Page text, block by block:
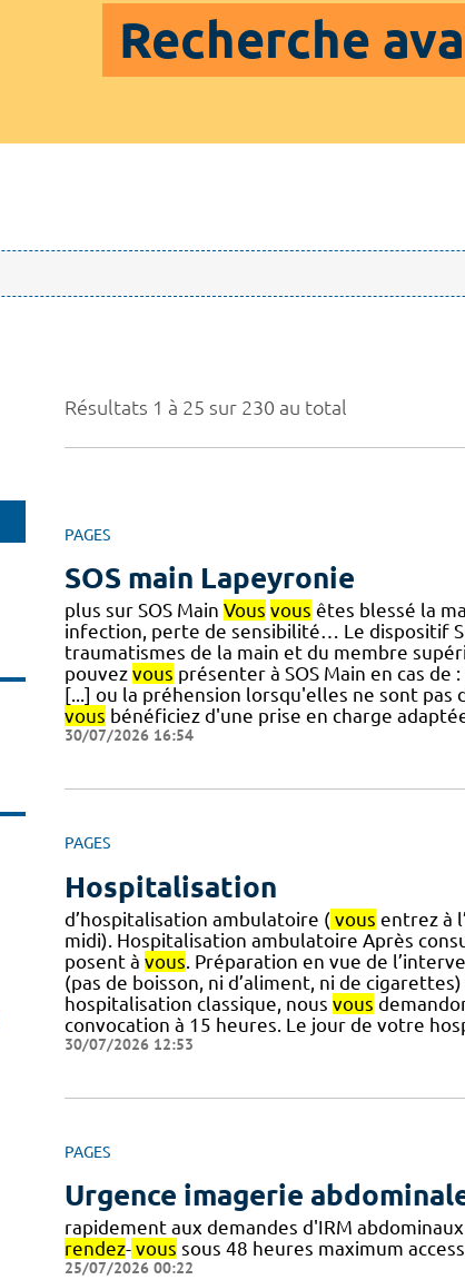
Recherche
Résultats 1 à 25 sur 230 au total
PAGES
SOS main Lapeyronie
plus sur SOS Main Vous vous êtes blessé la
infection, perte de sensibilité… Le dispositif
traumatismes de la main et du membre
pouvez vous présenter à SOS Main en cas
[...] ou la préhension lorsqu'elles ne sont pas
vous bénéficiez d'une prise en charge
30/07/2026 16:54
PAGES
Hospitalisation
d’hospitalisation ambulatoire ( vous entrez à
midi). Hospitalisation ambulatoire Après
posent à vous. Préparation en vue de
(pas de boisson, ni d’aliment, ni de
hospitalisation classique, nous vous
convocation à 15 heures. Le jour de votre
30/07/2026 12:53
PAGES
Urgence imagerie
rapidement aux demandes d'IRM
rendez- vous sous 48 heures maximum
25/07/2026 00:22